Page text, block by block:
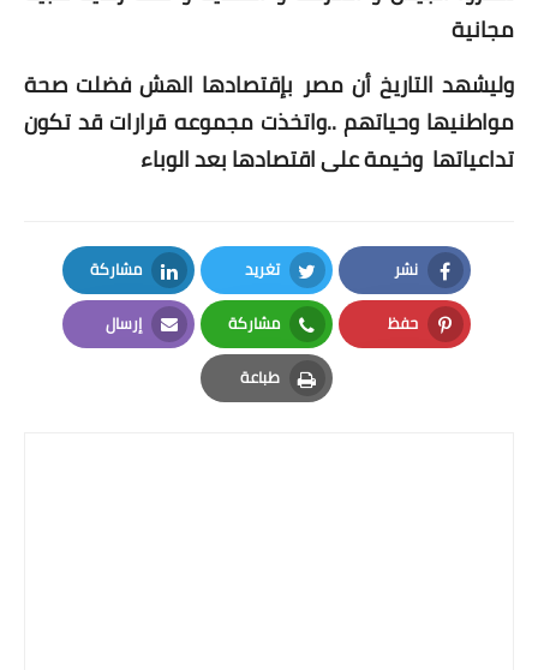
مجانية
وليشهد التاريخ أن مصر بإقتصادها الهش فضلت صحة
مواطنيها وحياتهم ..واتخذت مجموعه قرارات قد تكون
تداعياتها وخيمة على اقتصادها بعد الوباء
نشر
Facebook
تغريد
Twitter
مشاركة
LinkedIn
حفظ
Pinterest
مشاركة
Whatsapp
إرسال
Email
طباعة
Print